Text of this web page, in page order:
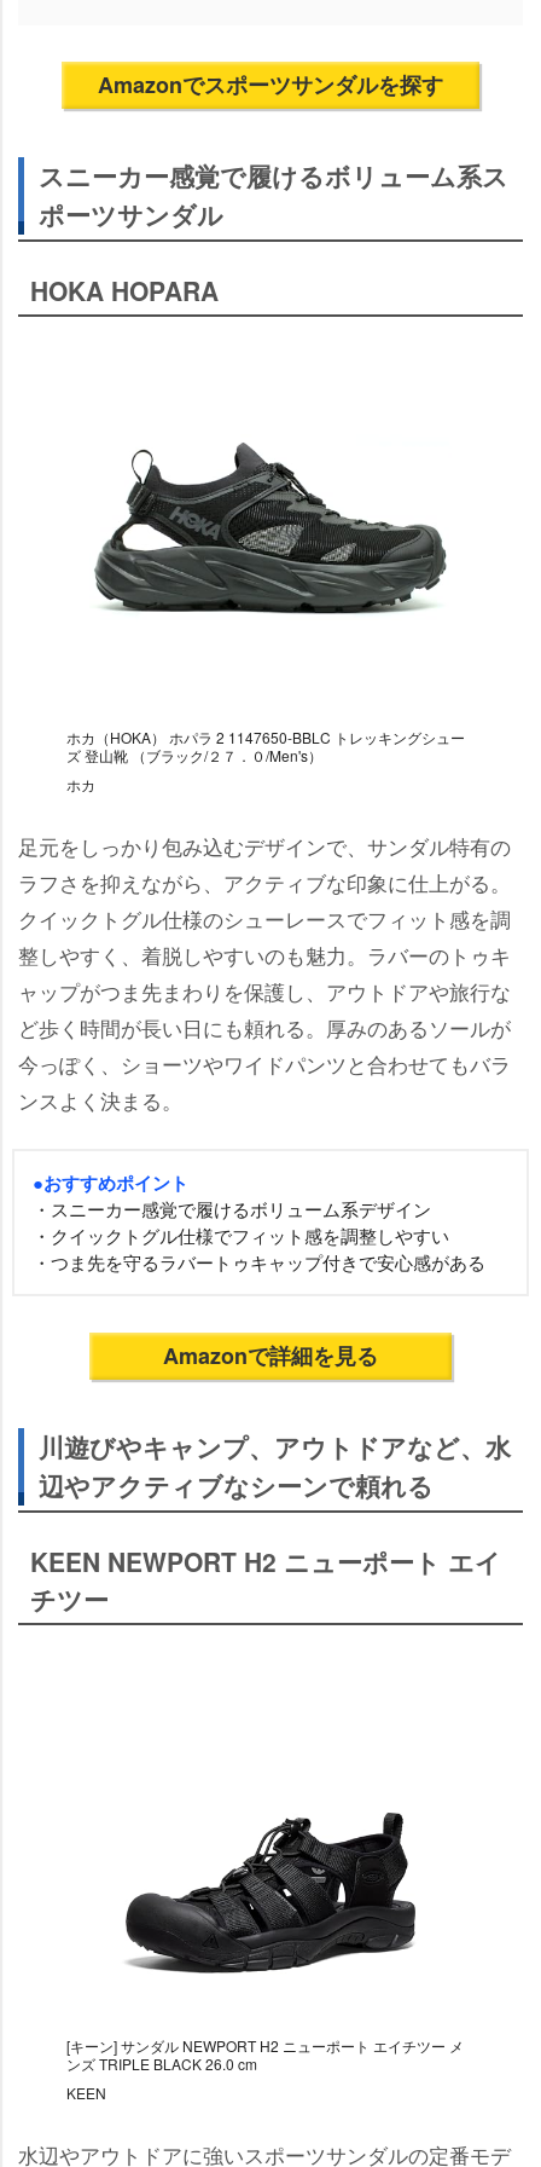
Amazonでスポーツサンダルを探す
スニーカー感覚で履けるボリューム系ス
ポーツサンダル
HOKA HOPARA
ホカ（HOKA） ホパラ 2 1147650-BBLC トレッキングシュー
ズ 登山靴 （ブラック/２７．０/Men's）
ホカ
足元をしっかり包み込むデザインで、サンダル特有の
ラフさを抑えながら、アクティブな印象に仕上がる。
クイックトグル仕様のシューレースでフィット感を調
整しやすく、着脱しやすいのも魅力。ラバーのトゥキ
ャップがつま先まわりを保護し、アウトドアや旅行な
ど歩く時間が長い日にも頼れる。厚みのあるソールが
今っぽく、ショーツやワイドパンツと合わせてもバラ
ンスよく決まる。
●おすすめポイント
・スニーカー感覚で履けるボリューム系デザイン
・クイックトグル仕様でフィット感を調整しやすい
・つま先を守るラバートゥキャップ付きで安心感がある
Amazonで詳細を見る
川遊びやキャンプ、アウトドアなど、水
辺やアクティブなシーンで頼れる
KEEN NEWPORT H2 ニューポート エイ
チツー
[キーン] サンダル NEWPORT H2 ニューポート エイチツー メ
ンズ TRIPLE BLACK 26.0 cm
KEEN
水辺やアウトドアに強いスポーツサンダルの定番モデ